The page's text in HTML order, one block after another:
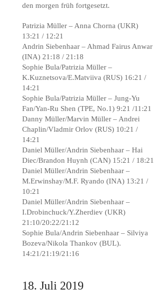
den morgen früh fortgesetzt.
Patrizia Müller – Anna Chorna (UKR)
13:21 / 12:21
Andrin Siebenhaar – Ahmad Fairus Anwar
(INA) 21:18 / 21:18
Sophie Bula/Patrizia Müller –
K.Kuznetsova/E.Matviiva (RUS) 16:21 /
14:21
Sophie Bula/Patrizia Müller – Jung-Yu
Fan/Yan-Ru Shen (TPE, No.1) 9:21 /11:21
Danny Müller/Marvin Müller – Andrei
Chaplin/Vladmir Orlov (RUS) 10:21 /
14:21
Daniel Müller/Andrin Siebenhaar – Hai
Diec/Brandon Huynh (CAN) 15:21 / 18:21
Daniel Müller/Andrin Siebenhaar –
M.Erwinshay/M.F. Ryando (INA) 13:21 /
10:21
Daniel Müller/Andrin Siebenhaar –
I.Drobinchuck/Y.Zherdiev (UKR)
21:10/20:22/21:12
Sophie Bula/Andrin Siebenhaar – Silviya
Bozeva/Nikola Thankov (BUL).
14:21/21:19/21:16
18. Juli 2019